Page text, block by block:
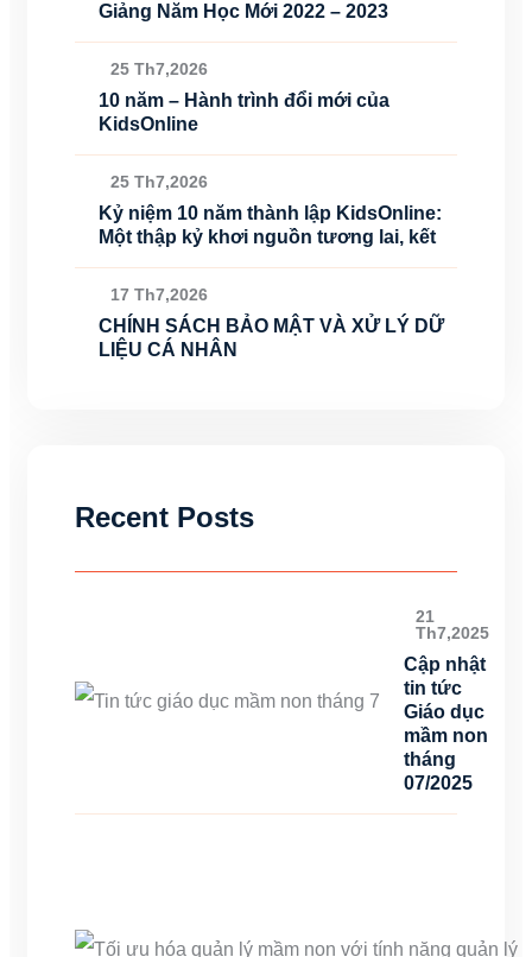
Giảng Năm Học Mới 2022 – 2023
25 Th7,2026
10 năm – Hành trình đổi mới của
KidsOnline
25 Th7,2026
Kỷ niệm 10 năm thành lập KidsOnline:
Một thập kỷ khơi nguồn tương lai, kết
17 Th7,2026
CHÍNH SÁCH BẢO MẬT VÀ XỬ LÝ DỮ
LIỆU CÁ NHÂN
Recent Posts
21
Th7,2025
Cập nhật
tin tức
Giáo dục
mầm non
tháng
07/2025